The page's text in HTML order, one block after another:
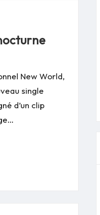
New World,
single
d’un clip